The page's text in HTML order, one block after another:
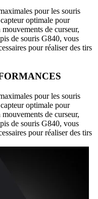
pour les souris
optimale pour
de curseur,
de souris G840, vous
pour réaliser des tirs
pour les souris
optimale pour
de curseur,
de souris G840, vous
pour réaliser des tirs